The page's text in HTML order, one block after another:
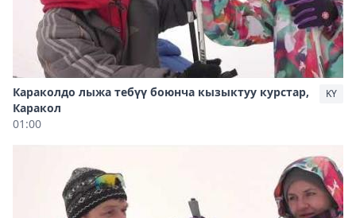
Караколдо лыжа тебүү боюнча кызыктуу курстар,
Каракол
01:00
KY